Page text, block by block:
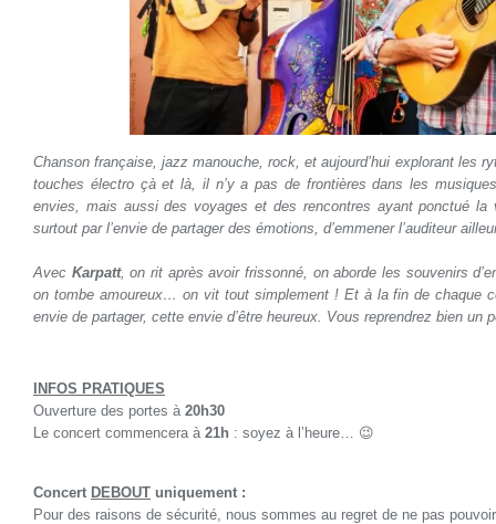
Chanson française, jazz manouche, rock, et aujourd’hui explorant les
touches électro çà et là, il n’y a pas de frontières dans les
envies, mais aussi des voyages et des rencontres ayant ponctué
surtout par l’envie de partager des émotions, d’emmener l’auditeur
Avec Karpatt, on rit après avoir frissonné, on aborde les souvenirs
on tombe amoureux… on vit tout simplement ! Et à la fin de chaque
envie de partager, cette envie d’être heureux. Vous reprendrez bien un
INFOS PRATIQUES
Ouverture des portes à 20h30
Le concert commencera à 21h : soyez à l’heure… 😉
Concert DEBOUT uniquement :
Pour des raisons de sécurité, nous sommes au regret de ne pas